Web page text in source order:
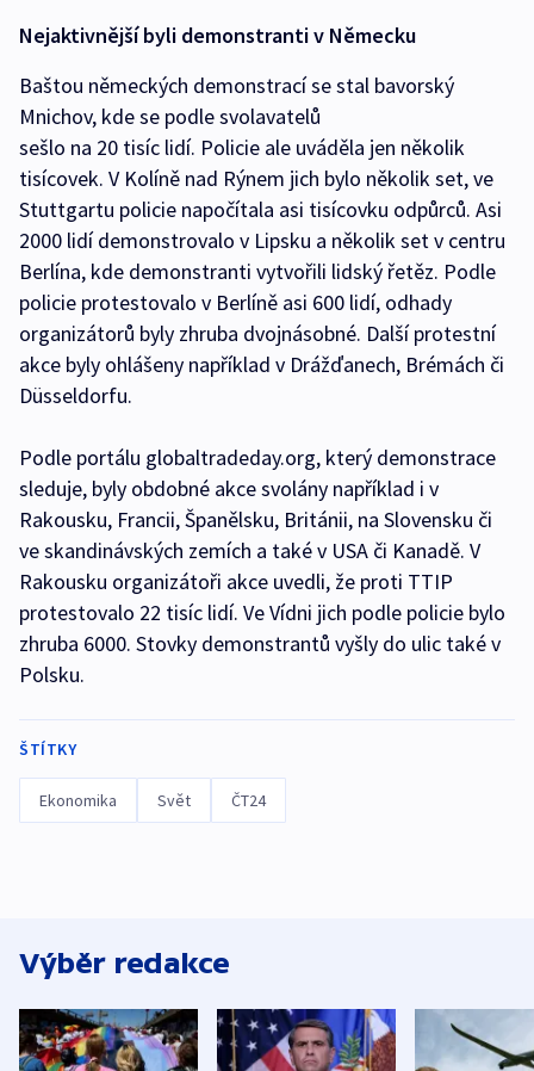
Nejaktivnější byli demonstranti v Německu
Baštou německých demonstrací se stal bavorský
Mnichov, kde se podle svolavatelů
sešlo na 20 tisíc lidí. Policie ale uváděla jen několik
tisícovek. V Kolíně nad Rýnem jich bylo několik set, ve
Stuttgartu policie napočítala asi tisícovku odpůrců. Asi
2000 lidí demonstrovalo v Lipsku a několik set v centru
Berlína, kde demonstranti vytvořili lidský řetěz. Podle
policie protestovalo v Berlíně asi 600 lidí, odhady
organizátorů byly zhruba dvojnásobné. Další protestní
akce byly ohlášeny například v Drážďanech, Brémách či
Düsseldorfu.
Podle portálu globaltradeday.org, který demonstrace
sleduje, byly obdobné akce svolány například i v
Rakousku, Francii, Španělsku, Británii, na Slovensku či
ve skandinávských zemích a také v USA či Kanadě. V
Rakousku organizátoři akce uvedli, že proti TTIP
protestovalo 22 tisíc lidí. Ve Vídni jich podle policie bylo
zhruba 6000. Stovky demonstrantů vyšly do ulic také v
Polsku.
ŠTÍTKY
Ekonomika Svět ČT24
Výběr redakce